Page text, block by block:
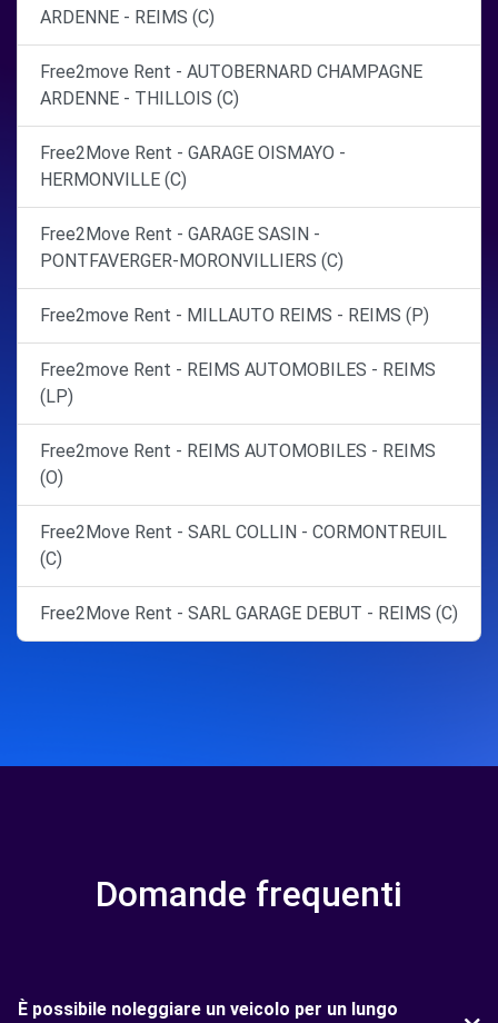
ARDENNE - REIMS (C)
Free2move Rent - AUTOBERNARD CHAMPAGNE
ARDENNE - THILLOIS (C)
Free2Move Rent - GARAGE OISMAYO -
HERMONVILLE (C)
Free2Move Rent - GARAGE SASIN -
PONTFAVERGER-MORONVILLIERS (C)
Free2move Rent - MILLAUTO REIMS - REIMS (P)
Free2move Rent - REIMS AUTOMOBILES - REIMS
(LP)
Free2move Rent - REIMS AUTOMOBILES - REIMS
(O)
Free2Move Rent - SARL COLLIN - CORMONTREUIL
(C)
Free2Move Rent - SARL GARAGE DEBUT - REIMS (C)
Domande frequenti
È possibile noleggiare un veicolo per un lungo